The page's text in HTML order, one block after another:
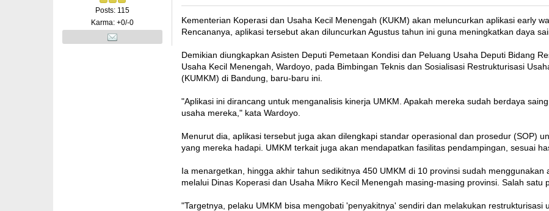
Posts: 115
Karma: +0/-0
Kementerian Koperasi dan Usaha Kecil Menengah (KUKM) akan meluncurkan aplikasi early
Rencananya, aplikasi tersebut akan diluncurkan Agustus tahun ini guna meningkatkan daya
Demikian diungkapkan Asisten Deputi Pemetaan Kondisi dan Peluang Usaha Deputi Bidang
Usaha Kecil Menengah, Wardoyo, pada Bimbingan Teknis dan Sosialisasi Restrukturisasi
(KUMKM) di Bandung, baru-baru ini.
"Aplikasi ini dirancang untuk menganalisis kinerja UMKM. Apakah mereka sudah berdaya
usaha mereka," kata Wardoyo.
Menurut dia, aplikasi tersebut juga akan dilengkapi standar operasional dan prosedur (SOP)
yang mereka hadapi. UMKM terkait juga akan mendapatkan fasilitas pendampingan, sesuai
Ia menargetkan, hingga akhir tahun sedikitnya 450 UMKM di 10 provinsi sudah
melalui Dinas Koperasi dan Usaha Mikro Kecil Menengah masing-masing provinsi. Salah satu
"Targetnya, pelaku UMKM bisa mengobati 'penyakitnya' sendiri dan melakukan